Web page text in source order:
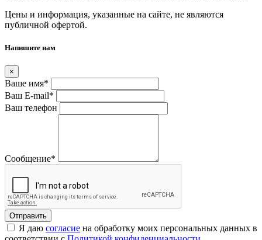
Цены и информация, указанные на сайте, не являются
публичной офертой.
Напишите нам
×
Ваше имя*
Ваш E-mail*
Ваш телефон
Сообщение*
Я даю согласие на обработку моих персональных данных в